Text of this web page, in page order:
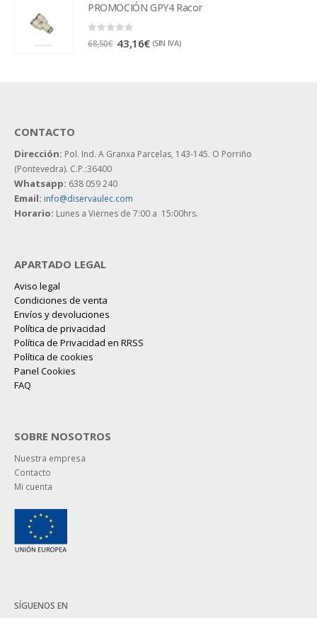
PROMOCIÓN GPY4 Racor
68,50€ 43,16€ (SIN IVA)
CONTACTO
Dirección: Pol. Ind. A Granxa Parcelas, 143-145. O Porriño
(Pontevedra). C.P.:36400
Whatsapp: 638 059 240
Email: info@diservaulec.com
Horario: Lunes a Viernes de 7:00 a 15:00hrs.
APARTADO LEGAL
Aviso legal
Condiciones de venta
Envíos y devoluciones
Política de privacidad
Política de Privacidad en RRSS
Política de cookies
Panel Cookies
FAQ
SOBRE NOSOTROS
Nuestra empresa
Contacto
Mi cuenta
SÍGUENOS EN